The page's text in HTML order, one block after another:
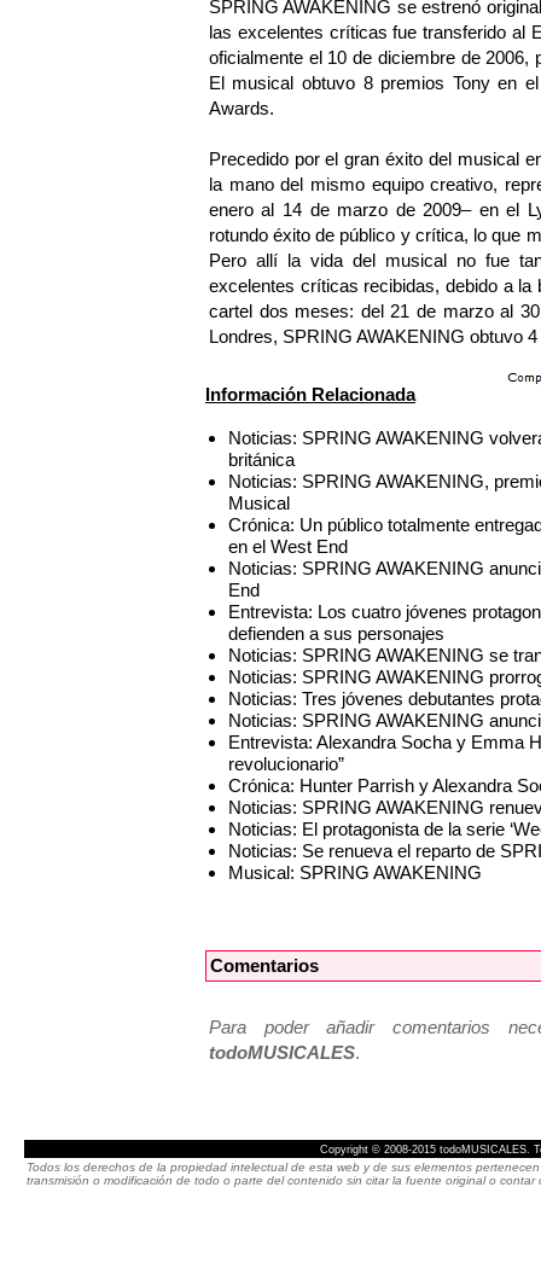
SPRING AWAKENING se estrenó
las excelentes críticas fue transferido al
oficialmente el 10 de diciembre de
El musical obtuvo 8 premios Tony en
Awards.
Precedido por el gran éxito del musical
la mano del mismo equipo creativo,
enero al 14 de marzo de 2009– en el
rotundo éxito de público y crítica, lo que
Pero allí la vida del musical no fue
excelentes críticas recibidas, debido a la
cartel dos meses: del 21 de marzo al
Londres, SPRING AWAKENING obtuvo
Información Relacionada
Noticias: SPRING AWAKENING
británica
Noticias: SPRING AWAKENING,
Musical
Crónica: Un público totalmente
en el West End
Noticias: SPRING AWAKENING
End
Entrevista: Los cuatro jóvenes
defienden a sus personajes
Noticias: SPRING AWAKENING se
Noticias: SPRING AWAKENING
Noticias: Tres jóvenes debutantes
Noticias: SPRING AWAKENING
Entrevista: Alexandra Socha y Emma
revolucionario”
Crónica: Hunter Parrish y Alexandra
Noticias: SPRING AWAKENING
Noticias: El protagonista de la serie
Noticias: Se renueva el reparto de
Musical: SPRING AWAKENING
Comentarios
Para poder añadir comentarios
todoMUSICALES.
Copyright © 2008-2015 todoMUSICALES.
Todos los derechos de la propiedad intelectual de esta web y de sus elementos
transmisión o modificación de todo o parte del contenido sin citar la fuente original o